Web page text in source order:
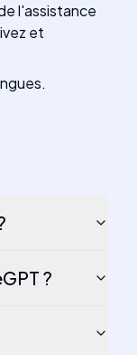
l'assistance
et
?